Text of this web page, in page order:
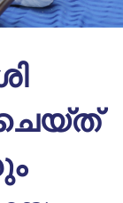
ചെയ്ത്